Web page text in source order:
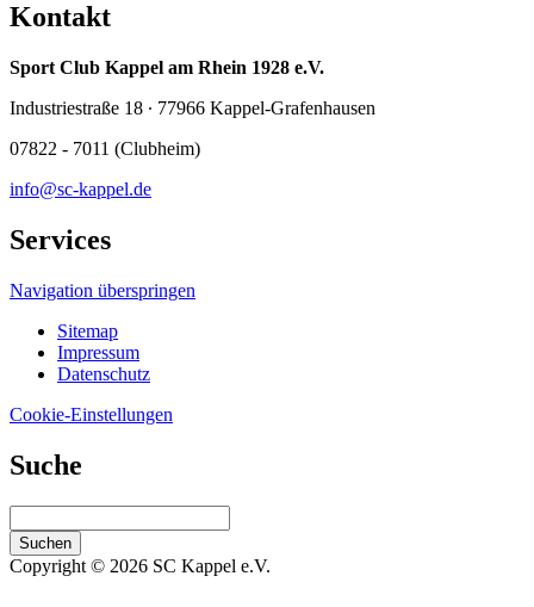
Kontakt
Sport Club Kappel am Rhein 1928 e.V.
Industriestraße 18 ∙ 77966 Kappel-Grafenhausen
07822 - 7011 (Clubheim)
info@sc-kappel.de
Services
Navigation überspringen
Sitemap
Impressum
Datenschutz
Cookie-Einstellungen
Suche
Suchen
Copyright © 2026 SC Kappel e.V.